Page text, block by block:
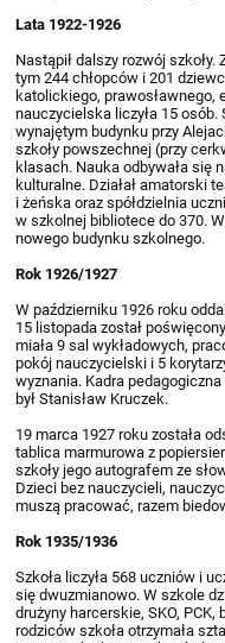
Lata 1922-1926
Nastąpił dalszy rozwój
tym 244 chłopców i 201
katolickiego, prawosławnego,
nauczycielska liczyła 15 osób.
wynajętym budynku przy
szkoły powszechnej (przy
klasach. Nauka odbywała się
kulturalne. Działał amatorski
i żeńska oraz spółdzielnia
w szkolnej bibliotece do 370.
nowego budynku szkolnego.
Rok 1926/1927
W październiku 1926 roku
15 listopada został
miała 9 sal wykładowych,
pokój nauczycielski i 5
wyznania. Kadra
był Stanisław Kruczek.
19 marca 1927 roku została
tablica marmurowa z
szkoły jego autografem ze
Dzieci bez nauczycieli,
muszą pracować, razem
Rok 1935/1936
Szkoła liczyła 568 uczniów i
się dwuzmianowo. W szkole
drużyny harcerskie, SKO,
rodziców szkoła otrzymała